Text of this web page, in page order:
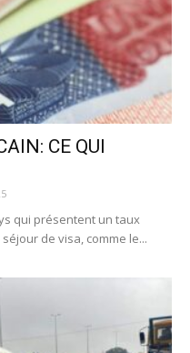
CE QUI
qui présentent un taux
de visa, comme le...